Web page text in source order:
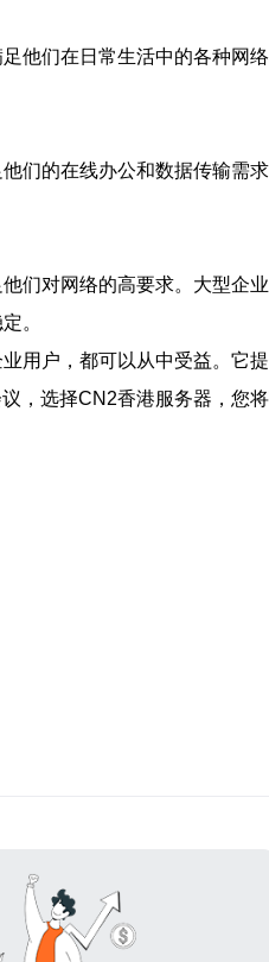
他们在日常生活中的各种网
们的在线办公和数据传输需
们对网络的高要求。大型企
。
用户，都可以从中受益。它
，选择CN2香港服务器，您